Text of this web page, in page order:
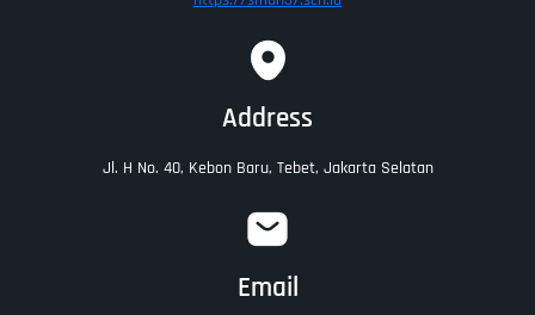
Address
Jl. H No. 40, Kebon Baru, Tebet, Jakarta Selatan
Email